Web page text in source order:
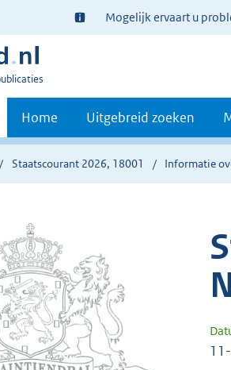
Ter
informatie:
Mogelijk ervaart u
Home Uitgebreid zoeken
Staatscourant 2026, 18001 Informatie